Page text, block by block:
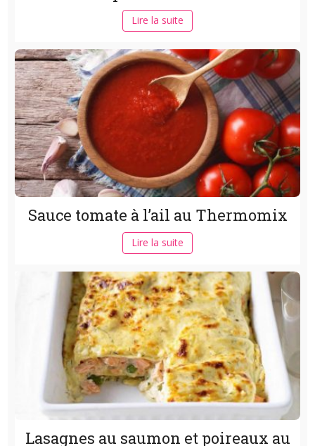
Lire la suite
Sauce tomate à l’ail au Thermomix
Lire la suite
Lasagnes au saumon et poireaux au